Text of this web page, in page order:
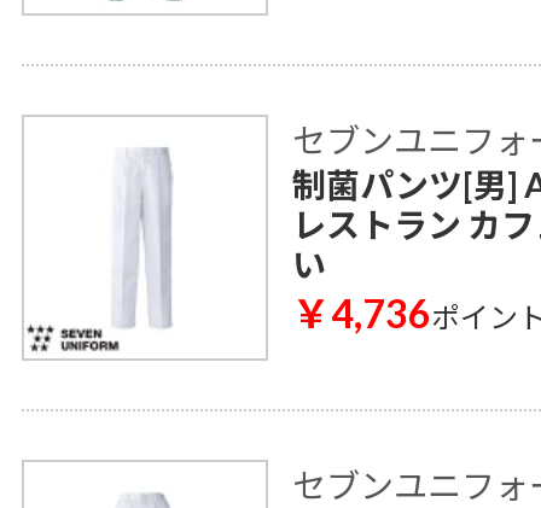
セブンユニフォ
制菌パンツ[男]
レストラン カ
い
￥4,736ポイン
セブンユニフォ